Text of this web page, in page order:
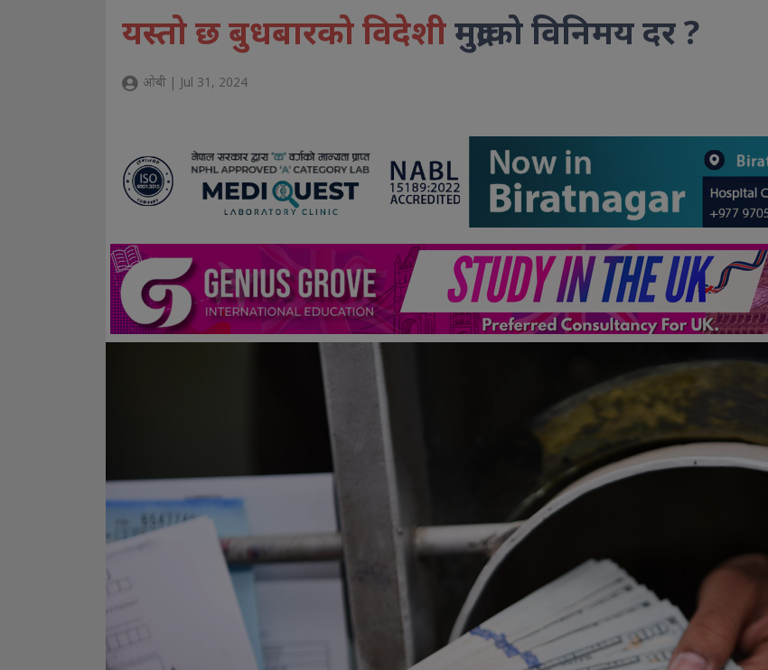
यस्तो छ बुधबारको विदेशीमुद्राको विनिमय दर ?
ओबी | Jul 31, 2024